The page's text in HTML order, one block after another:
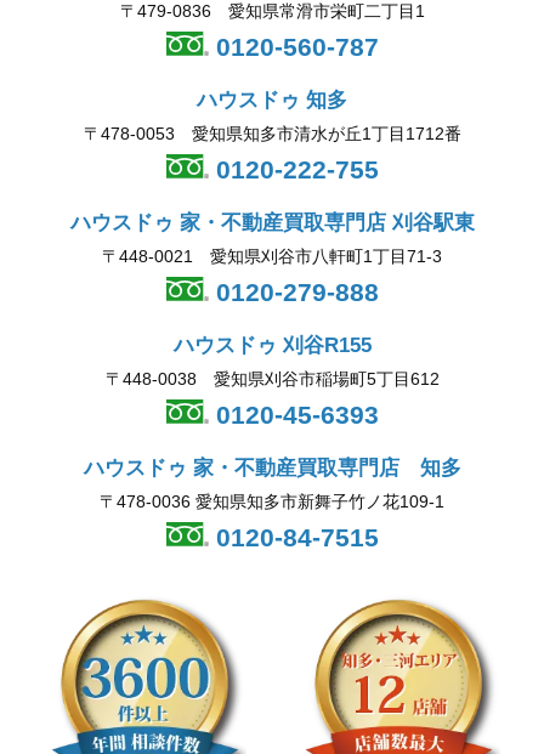
〒479-0836 愛知県常滑市栄町二丁目1
0120-560-787
ハウスドゥ 知多
〒478-0053 愛知県知多市清水が丘1丁目1712番
0120-222-755
ハウスドゥ 家・不動産買取専門店 刈谷駅東
〒448-0021 愛知県刈谷市八軒町1丁目71-3
0120-279-888
ハウスドゥ 刈谷R155
〒448-0038 愛知県刈谷市稲場町5丁目612
0120-45-6393
ハウスドゥ 家・不動産買取専門店 知多
〒478-0036 愛知県知多市新舞子竹ノ花109-1
0120-84-7515